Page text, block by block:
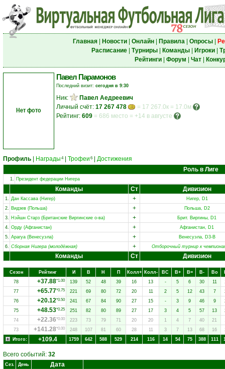
Главная| Новости| Онлайн| Правила| Опросы|
Расписание| Турниры| Команды| Игроки|
Рейтинги| Форум Чат|
Нет фото
Павел Парамонов
Последний визит: сегодня в 9:30
Ник:
Павел Аедреевич
Личный счёт: 17 267 478
= 17 267.0к = 17.0м
Рейтинг: 609 = 686 место = +14 в августе
Профиль Награды 4| Трофеи 6
Достижения
Роль в Лиге
1. Президент федерации Нигера
Команды Ст Дивизион
1. Дан Кассава (Нигер) +
Нигер, D1
2. Видзев (Польша) +
Польша, D2
3. Нэйшн Старз (Британские Виргинские о-ва) +
Брит. Виргины, D1
4. Орду (Афганистан) +
Афганистан, D1
5. Арагуа (Венесуэла) +
Венесуэла, D3-B
6. Сборная Нигера (молодёжная) + Отборочный турнир к
Команды Ст Дивизион
Сезон Рейтинг И В Н П Колл+ Колл- ВC В+ В= В- Вo
78
+37.88*1.00 139 52 48 39 16 13 - 5 6 30 11
77
+65.77*0.75 221 69 80 72 20 11 2 5 12 43 7
76
+20.12*0.50 241 67 84 90 27 15 - 3 9 46 9
75
+48.53*0.25 251 82 80 89 27 17 3 4 5 57 13
74
+22.36*0.00 223 73 79 71 20 20 1 4 7 40 21
73
+141.28*0.00 248 107 81 60 28 11 3 7 13 68 16
Итого:
+109.4 1759 642 588 529 214 116 14 54 75 388 111
Всего событий: 32
Сез. День Дата